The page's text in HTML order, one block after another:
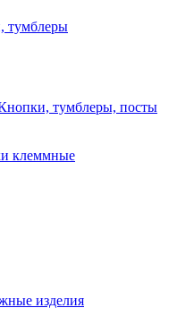
тумблеры
тумблеры, посты
клеммные
изделия